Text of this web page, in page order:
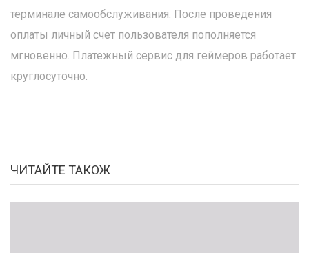
терминале самообслуживания. После проведения
оплаты личный счет пользователя пополняется
мгновенно. Платежный сервис для геймеров работает
круглосуточно.
ЧИТАЙТЕ ТАКОЖ